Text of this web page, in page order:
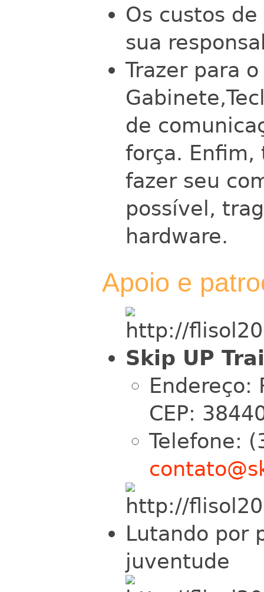
Os custos
sua
Trazer para
de
força. Enfim,
fazer seu
possível,
hardware.
Apoio e
Skip UP
Endereço:
CEP:
Telefone:
Lutando por
juventude